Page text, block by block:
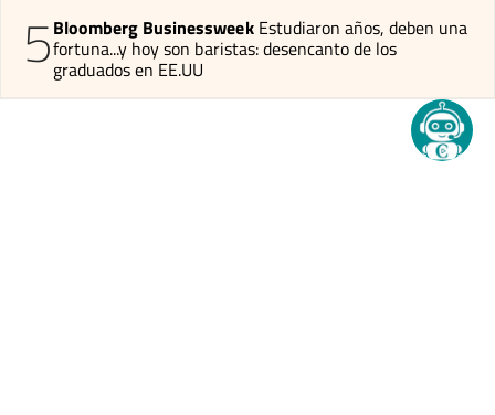
5Bloomberg Businessweek Estudiaron años, deben una
fortuna...y hoy son baristas: desencanto de los
graduados en EE.UU